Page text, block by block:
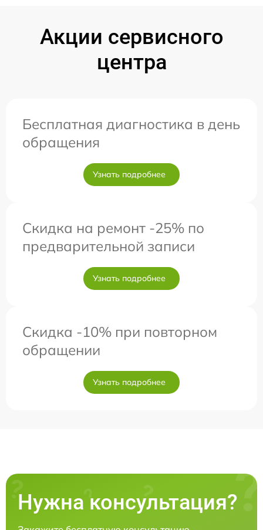
Акции сервисного
центра
Бесплатная диагностика в день
обращения
Узнать подробнее
Скидка на ремонт -25% по
предварительной записи
Узнать подробнее
Скидка -10% при повторном
обращении
Узнать подробнее
Нужна консультация?